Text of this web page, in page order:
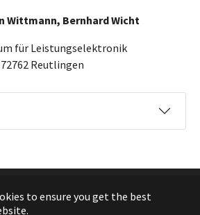
to ensure you get the best
Wittmann, Bernhard Wicht
für Leistungselektronik
Reutlingen